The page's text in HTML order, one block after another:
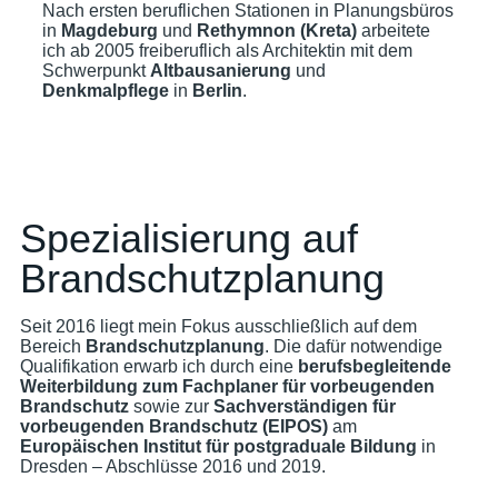
Nach ersten beruflichen Stationen in Planungsbüros
in Magdeburg und Rethymnon (Kreta) arbeitete
ich ab 2005 freiberuflich als Architektin mit dem
Schwerpunkt Altbausanierung und
Denkmalpflege in Berlin.
Spezialisierung auf
Brandschutzplanung
Seit 2016 liegt mein Fokus ausschließlich auf dem
Bereich Brandschutzplanung. Die dafür notwendige
Qualifikation erwarb ich durch eine berufsbegleitende
Weiterbildung zum Fachplaner für vorbeugenden
Brandschutz sowie zur Sachverständigen für
vorbeugenden Brandschutz (EIPOS) am
Europäischen Institut für postgraduale Bildung in
Dresden – Abschlüsse 2016 und 2019.